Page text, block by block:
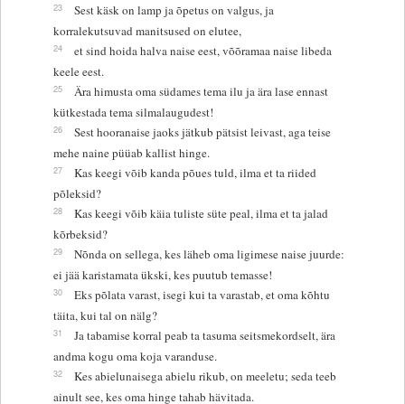
23
Sest käsk on lamp ja õpetus on valgus, ja
korralekutsuvad manitsused on elutee,
24
et sind hoida halva naise eest, võõramaa naise libeda
keele eest.
25
Ära himusta oma südames tema ilu ja ära lase ennast
kütkestada tema silmalaugudest!
26
Sest hooranaise jaoks jätkub pätsist leivast, aga teise
mehe naine püüab kallist hinge.
27
Kas keegi võib kanda põues tuld, ilma et ta riided
põleksid?
28
Kas keegi võib käia tuliste süte peal, ilma et ta jalad
kõrbeksid?
29
Nõnda on sellega, kes läheb oma ligimese naise juurde:
ei jää karistamata ükski, kes puutub temasse!
30
Eks põlata varast, isegi kui ta varastab, et oma kõhtu
täita, kui tal on nälg?
31
Ja tabamise korral peab ta tasuma seitsmekordselt, ära
andma kogu oma koja varanduse.
32
Kes abielunaisega abielu rikub, on meeletu; seda teeb
ainult see, kes oma hinge tahab hävitada.